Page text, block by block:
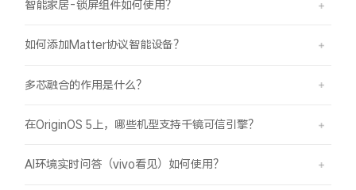
智能家居-锁屏组件如何使用？
如何添加Matter协议智能设备？
多芯融合的作用是什么？
在OriginOS 5上，哪些机型支持千镜可信引擎？
AI环境实时问答（vivo看见）如何使用？